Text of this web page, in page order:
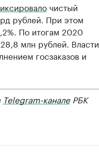
чистый
рублей. При этом
По итогам 2020
млн рублей. Власти
госзаказов и
Telegram-каналеРБК